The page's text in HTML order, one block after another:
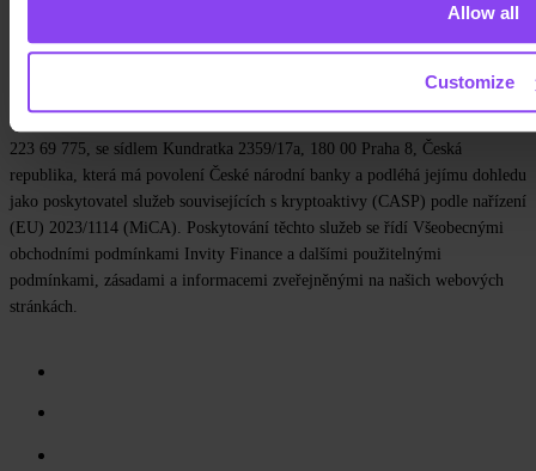
Allow all
Customize
Zásady ochrany osobních údajůVšeobecné obchodní podmínky
Služby v oblasti kryptoaktiv poskytuje společnost Invity Finance s.r.o., IČO
223 69 775, se sídlem Kundratka 2359/17a, 180 00 Praha 8, Česká
republika, která má povolení České národní banky a podléhá jejímu dohledu
jako poskytovatel služeb souvisejících s kryptoaktivy (CASP) podle nařízení
(EU) 2023/1114 (MiCA). Poskytování těchto služeb se řídí Všeobecnými
obchodními podmínkami Invity Finance a dalšími použitelnými
podmínkami, zásadami a informacemi zveřejněnými na našich webových
stránkách.